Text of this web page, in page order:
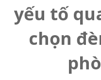
yếu tố
chọn